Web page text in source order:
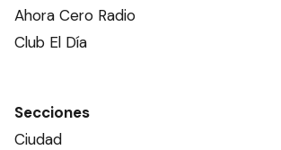
Ahora Cero Radio
Club El Día
Secciones
Ciudad